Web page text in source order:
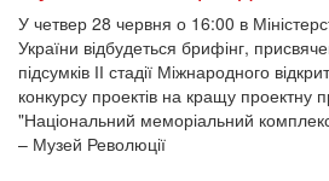
У четвер 28 червня о 16:00 в
України відбудеться брифінг,
підсумків ІІ стадії Міжнародного
конкурсу проектів на кращу проектну
"Національний меморіальний
– Музей Революції